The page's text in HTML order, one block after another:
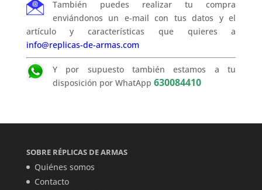
También puedes realizar tu compra
enviándonos un e-mail con tus datos y el
artículo y características que quieres a
info@replicas-de-armas.com
Y por supuesto también estamos a tu
disposición por WhatApp 630084410
SOBRE RÉPLICAS DE ARMAS
Quiénes somos
Contacto